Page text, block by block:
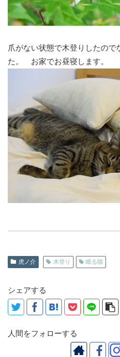
爪がない状態で木登りしたので
た。 お家でお昼寝します。
虎ノ介 木登り 眠る猫
シェアする
人間をフォローする